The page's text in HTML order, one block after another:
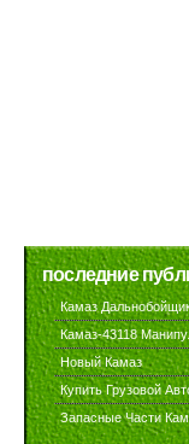
последние
Камаз
Камаз-43118
Новый Камаз
Купить Грузовой
Запасные Части